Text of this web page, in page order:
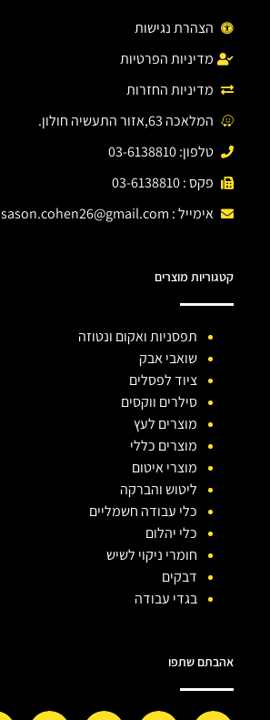
הצהרת נגישות
מדיניות הפרטיות
מדיניות החזרות
המלאכה 63,אזור התעשיה חולון.
טלפון: 03-6138810
פקס : 03-6138810
אימייל : sason.cohen26@gmail.com
קטגוריות מוצרים
תפסניות ואקום ונטוזה
שואבי אבק
ציוד לפסלים
סילרים ווקסים
מוצרים לעץ
מוצרים כללי
מוצרי איטום
ליטוש והברקה
כלי עבודה חשמליים
כלי יהלום
חומרי ניקוי לשיש
דבקים
בגדי עבודה
אהבתם שתפו